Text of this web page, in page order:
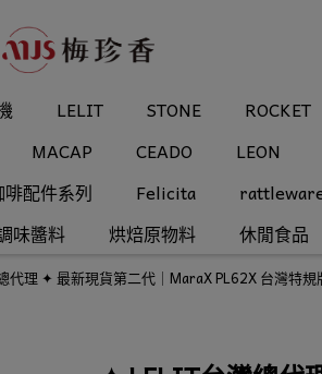
LELIT STONE
ROCKET
MACAP CEADO
LEON
配件系列 Felicita
味醬料 烘焙原物料 休閒食品
代理 ✦ 最新現貨第二代｜MaraX PL62X 台灣特